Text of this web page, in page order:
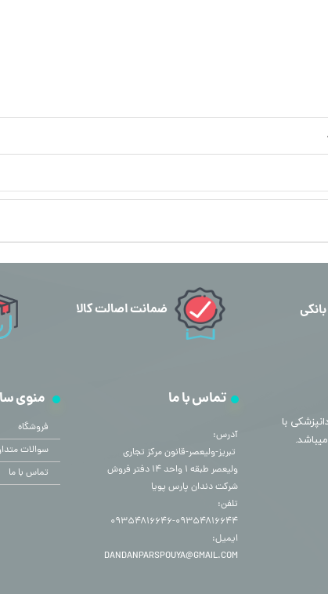
با
منوی
فروشگاه
سوالات
تماس با ما
تماس با ما
آدرس:
​​​​​​​ تبریز-ولیعصر-قانون مرکز تجاری
ولیعصر طبقه ۱ واحد ۱۴ دفتر فروش
شرکت دندان پارس پویا
تلفن:
۰۹۳۵۴۸۱۶۶۴۴-۰۹۳۵۴۸۱۶۶۴۶
ایمیل:
DANDANPARSPOUYA@GMAIL.COM
ضمانت اصالت کالا